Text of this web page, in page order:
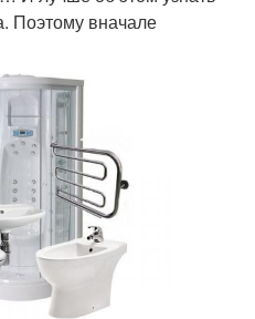
Поэтому вначале